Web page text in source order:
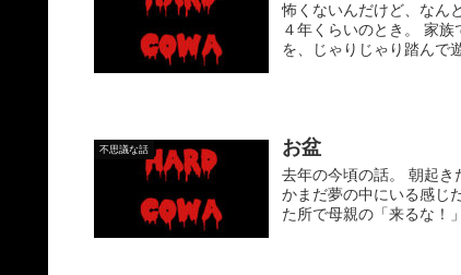
怖くないんだけど、なん
４年くらいのとき。 家
を、じゃりじゃり踏んで
不思議な話 お盆
去年の今頃の話。 朝起
かまだ夢の中にいる感じ
た所で母親の「来るな！